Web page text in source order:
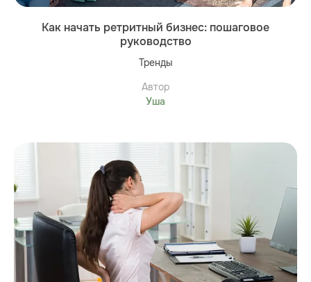
Как начать ретритный бизнес: пошаговое
руководство
Тренды
Автор
Уша